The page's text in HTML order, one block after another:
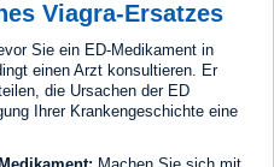
Viagra-Ersatzes
Sie ein ED-Medikament in
einen Arzt konsultieren. Er
die Ursachen der ED
Ihrer Krankengeschichte eine
Machen Sie sich mit